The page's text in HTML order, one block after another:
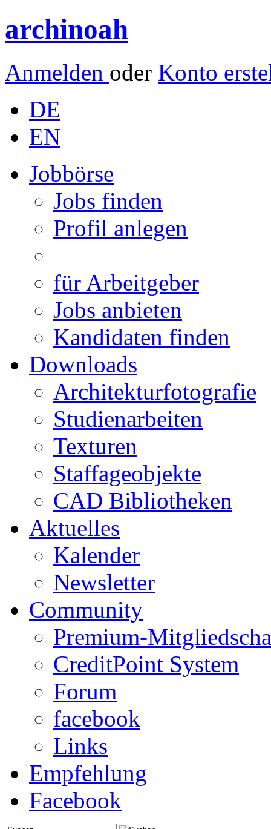
archinoah
Anmelden oder Konto
DE
EN
Jobbörse
Jobs finden
Profil anlegen
für Arbeitgeber
Jobs anbieten
Kandidaten finden
Downloads
Architekturfotografie
Studienarbeiten
Texturen
Staffageobjekte
CAD Bibliotheken
Aktuelles
Kalender
Newsletter
Community
Premium-
CreditPoint System
Forum
facebook
Links
Empfehlung
Facebook